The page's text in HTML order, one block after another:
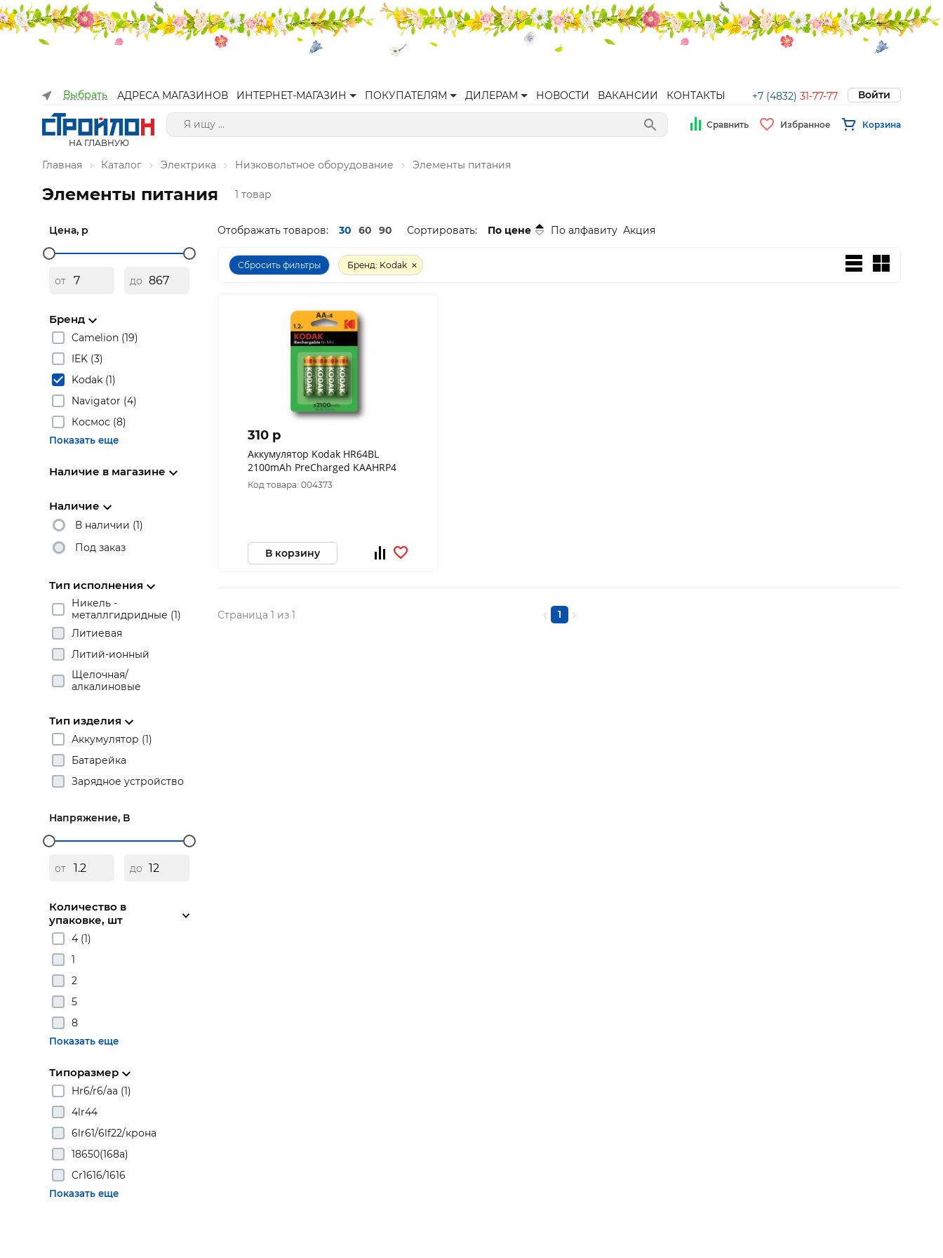
Выбрать АДРЕСА МАГАЗИНОВ ИНТЕРНЕТ-МАГАЗИН ПОКУПАТЕЛЯМ ДИЛЕРАМ НОВОСТИ ВАКАНСИИ КОНТАКТЫ +7 (4832) 31-77-77 Войти
НА ГЛАВНУЮ
Сравнить Избранное Корзина
Главная Каталог Электрика Низковольтное оборудование Элементы питания
Элементы питания 1 товар
Цена, р
от до
Бренд
Camelion (19)
IEK (3)
Kodak (1)
Navigator (4)
Космос (8)
Показать еще
Наличие в магазине
Наличие
В наличии (1)
Под заказ
Тип исполнения
Никель -
металлгидридные (1)
Литиевая
Литий-ионный
Щелочная/
алкалиновые
Тип изделия
Аккумулятор (1)
Батарейка
Зарядное устройство
Напряжение, В
от до
Количество в
упаковке, шт
4 (1)
1
2
5
8
Показать еще
Типоразмер
Hr6/r6/аа (1)
4lr44
6lr61/6lf22/крона
18650(168a)
Cr1616/1616
Показать еще
Отображать товаров: 30 60 90 Сортировать: По цене По алфавиту Акция
Сбросить фильтры Бренд: Kodak
310 p
Аккумулятор Kodak HR64BL
2100mAh PreCharged KAAHRP4
Код товара: 004373
В корзину
Страница 1 из 1 1